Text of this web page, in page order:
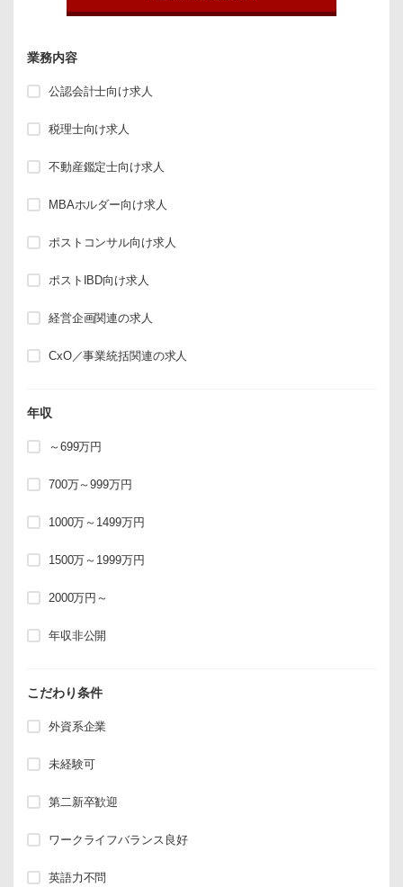
業務内容
公認会計士向け求人
税理士向け求人
不動産鑑定士向け求人
MBAホルダー向け求人
ポストコンサル向け求人
ポストIBD向け求人
経営企画関連の求人
CxO／事業統括関連の求人
年収
～699万円
700万～999万円
1000万～1499万円
1500万～1999万円
2000万円～
年収非公開
こだわり条件
外資系企業
未経験可
第二新卒歓迎
ワークライフバランス良好
英語力不問